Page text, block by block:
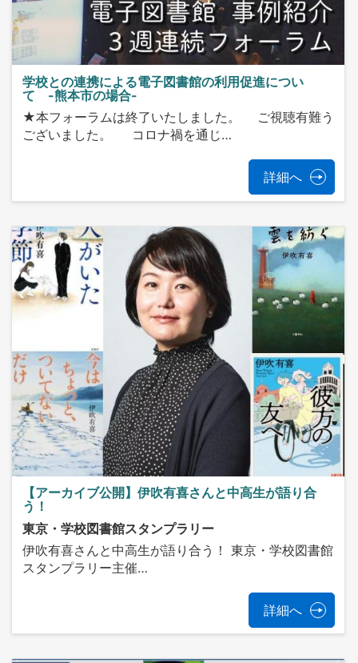
学校との連携による電子図書館の利用促進につい
て -熊本市の場合-
★本フォーラムは終了いたしました。 ご視聴有難う
ございました。 コロナ禍を通じ…
詳細へ
【アーカイブ公開】伊吹有喜さんと中高生が語り合
う！
東京・学校図書館スタンプラリー
伊吹有喜さんと中高生が語り合う！ 東京・学校図書館
スタンプラリー主催…
詳細へ